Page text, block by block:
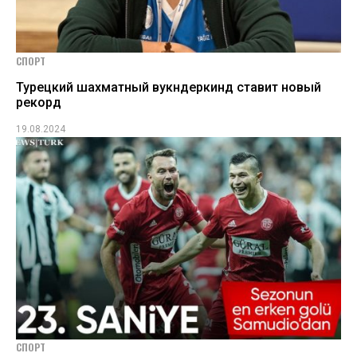
СПОРТ
Турецкий шахматный вукндеркинд ставит новый
рекорд
19.08.2024
СПОРТ